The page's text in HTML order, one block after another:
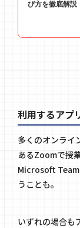
利用するアプ
多くのオンライ
あるZoomで授
Microsoft
うことも。
いずれの場合も